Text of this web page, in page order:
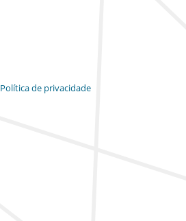
Política de privacidade